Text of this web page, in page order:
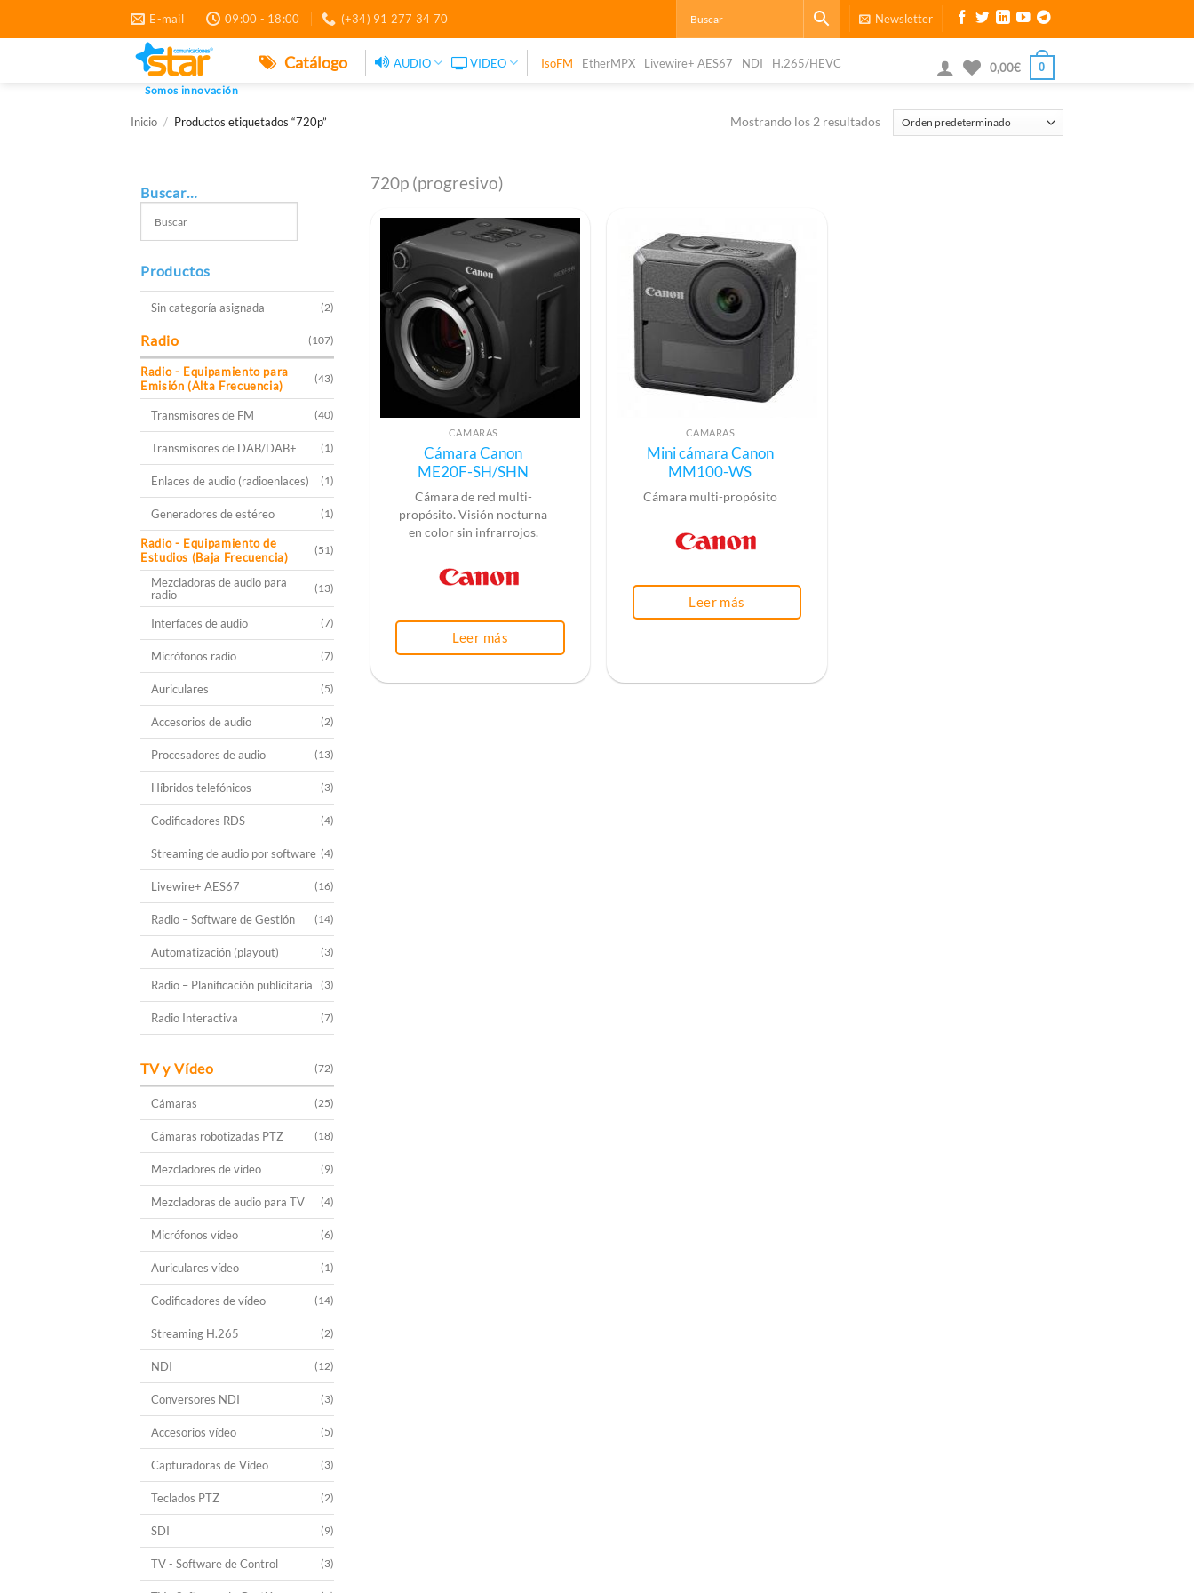
contenido
E-mail 09:00 - 18:00 (+34) 91 277 34 70 Newsletter
Somos innovación
Catálogo AUDIO VIDEO IsoFM EtherMPX Livewire+ AES67 NDI H.265/HEVC 0,00€ 0
Inicio / Productos etiquetados “720p” Mostrando los 2 resultados
Buscar…
Productos
Sin categoría asignada (2)
Radio (107)
Radio - Equipamiento para
Emisión (Alta Frecuencia)
(43)
Transmisores de FM (40)
Transmisores de DAB/DAB+ (1)
Enlaces de audio (radioenlaces) (1)
Generadores de estéreo (1)
Radio - Equipamiento de
Estudios (Baja Frecuencia)
(51)
Mezcladoras de audio para
radio
(13)
Interfaces de audio (7)
Micrófonos radio (7)
Auriculares (5)
Accesorios de audio (2)
Procesadores de audio (13)
Híbridos telefónicos (3)
Codificadores RDS (4)
Streaming de audio por software (4)
Livewire+ AES67 (16)
Radio – Software de Gestión (14)
Automatización (playout) (3)
Radio – Planificación publicitaria (3)
Radio Interactiva (7)
TV y Vídeo (72)
Cámaras (25)
Cámaras robotizadas PTZ (18)
Mezcladores de vídeo (9)
Mezcladoras de audio para TV (4)
Micrófonos vídeo (6)
Auriculares vídeo (1)
Codificadores de vídeo (14)
Streaming H.265 (2)
NDI (12)
Conversores NDI (3)
Accesorios vídeo (5)
Capturadoras de Vídeo (3)
Teclados PTZ (2)
SDI (9)
TV - Software de Control (3)
720p (progresivo)
CÁMARAS
Cámara Canon
ME20F-SH/SHN
Cámara de red multi-
propósito. Visión nocturna
en color sin infrarrojos.
Leer más
CÁMARAS
Mini cámara Canon
MM100-WS
Cámara multi-propósito
Leer más